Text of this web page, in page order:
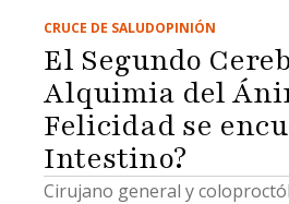
CRUCE DE SALUDOPINIÓN
El Segundo
Alquimia del
Felicidad se
Intestino?
Cirujano general y